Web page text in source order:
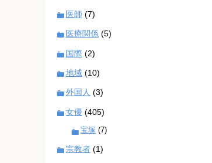
医師 (7)
医療関係 (5)
国際 (2)
地域 (10)
外国人 (3)
女優 (405)
宝塚 (7)
宗教者 (1)